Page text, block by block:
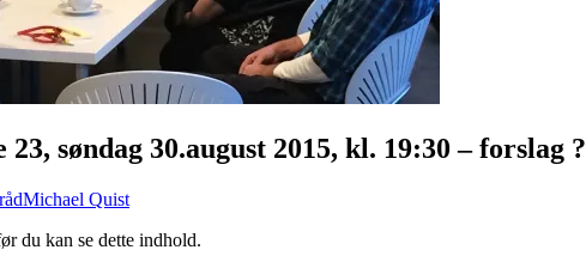
søndag 30.august 2015, kl. 19:30 – forslag ?
Michael Quist
du kan se dette indhold.